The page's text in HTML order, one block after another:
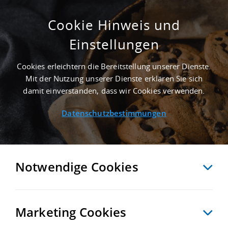
40.000 M² INDUSTRIEIMMOBILIE IN BAD
AIBLING AN DER AUTOBAHN A 8 -
LANDKREIS ROSENHEIM
Startseite/ Immobiliensuche/ Detailansicht
ZURÜCK MERKEN VERGLEICHEN EXPORT PDF
Cookie Hinweis und
Einstellungen
Cookies erleichtern die Bereitstellung unserer Dienste.
Mit der Nutzung unserer Dienste erklären Sie sich
damit einverstanden, dass wir Cookies verwenden.
Datenschutzbestimmungen
Notwendige Cookies
Marketing Cookies